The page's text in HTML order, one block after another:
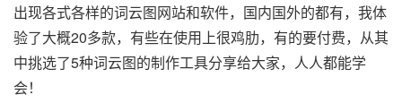
出现各式各样的词云图网站和软件，国内国外的都有，我体
验了大概20多款，有些在使用上很鸡肋，有的要付费，从其
中挑选了5种词云图的制作工具分享给大家，人人都能学
会！